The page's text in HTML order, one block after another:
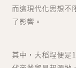
而這現代化思想不
了影響。
其中，大稻埕便是